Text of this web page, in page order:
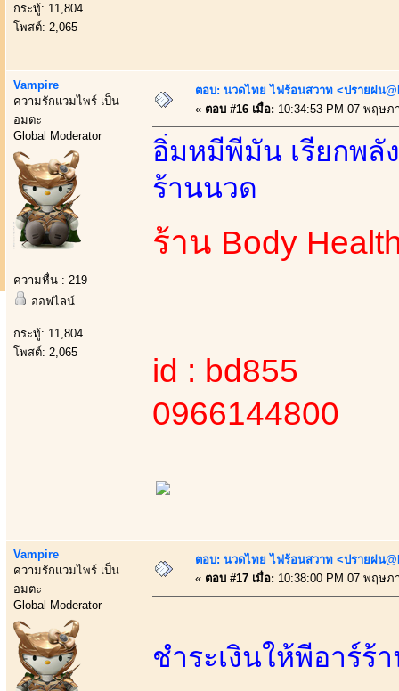
กระทู้: 11,804
โพสต์: 2,065
Vampire
ความรักแวมไพร์ เป็น
อมตะ
Global Moderator
ความหื่น : 219
ออฟไลน์
กระทู้: 11,804
โพสต์: 2,065
ตอบ: นวดไทย ไฟร้อนสวาท <ปรายฝน
« ตอบ #16 เมื่อ: 10:34:53 PM 07 พฤษภ
อิ่มหมีพีมัน เรียกพลั
ร้านนวด
ร้าน Body
id : bd855
0966144800
Vampire
ความรักแวมไพร์ เป็น
อมตะ
Global Moderator
ตอบ: นวดไทย ไฟร้อนสวาท <ปรายฝน
« ตอบ #17 เมื่อ: 10:38:00 PM 07 พฤษภ
ชำระเงินให้พีอาร์ร้